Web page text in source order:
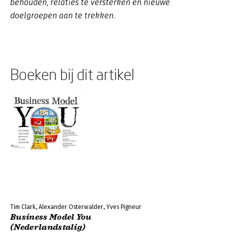
behouden, relaties te versterken en nieuwe
doelgroepen aan te trekken.
Boeken bij dit artikel
Tim Clark, Alexander Osterwalder, Yves Pigneur
Business Model You
(Nederlandstalig)